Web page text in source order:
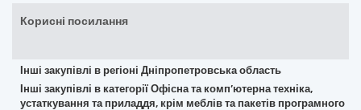
Корисні посилання
Інші закупівлі в регіоні Дніпропетровська область
Інші закупівлі в категорії Офісна та комп’ютерна техніка,
устаткування та приладдя, крім меблів та пакетів програмного